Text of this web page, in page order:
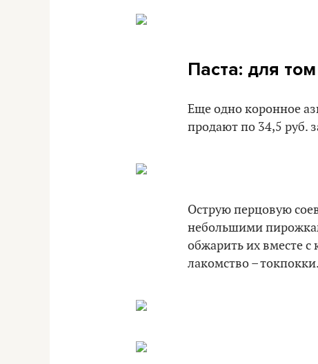
Паста: для
Еще одно коронное
продают по 34,5 руб.
Острую перцовую
небольшими
обжарить их вместе с
лакомство – токпокки.